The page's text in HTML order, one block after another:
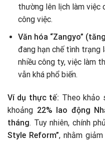
thường lên lịch làm
công việc.
Văn hóa “Zangyo”
đang hạn chế tình trạng
nhiều công ty, việc làm
vẫn khá phổ biến.
Ví dụ thực tế: Theo khảo
khoảng 22% lao động
tháng. Tuy nhiên, chính
Style Reform”, nhằm